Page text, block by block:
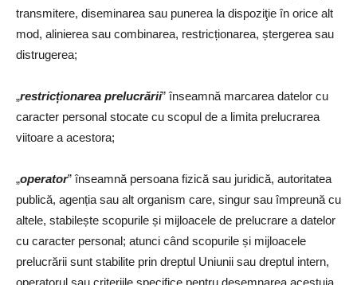
transmitere, diseminarea sau punerea la dispoziţie în orice alt
mod, alinierea sau combinarea, restricționarea, ștergerea sau
distrugerea;
„restricționarea prelucrării” înseamnă marcarea datelor cu
caracter personal stocate cu scopul de a limita prelucrarea
viitoare a acestora;
„operator” înseamnă persoana fizică sau juridică, autoritatea
publică, agenția sau alt organism care, singur sau împreună cu
altele, stabilește scopurile și mijloacele de prelucrare a datelor
cu caracter personal; atunci când scopurile și mijloacele
prelucrării sunt stabilite prin dreptul Uniunii sau dreptul intern,
operatorul sau criteriile specifice pentru desemnarea acestuia